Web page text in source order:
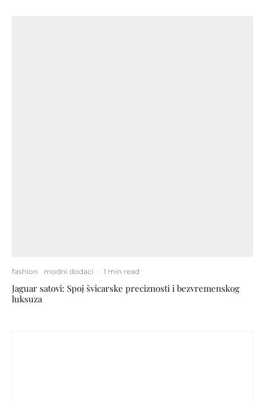
fashion modni dodaci · 1 min read
Jaguar satovi: Spoj švicarske preciznosti i bezvremenskog
luksuza